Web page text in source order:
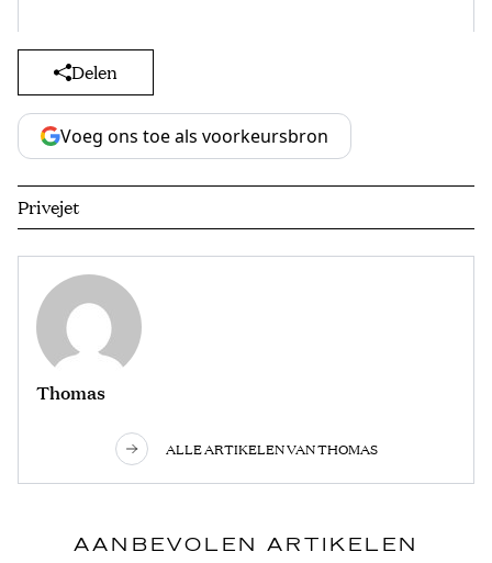
Delen
Voeg ons toe als voorkeursbron
Privejet
Thomas
ALLE ARTIKELEN VAN THOMAS
AANBEVOLEN ARTIKELEN